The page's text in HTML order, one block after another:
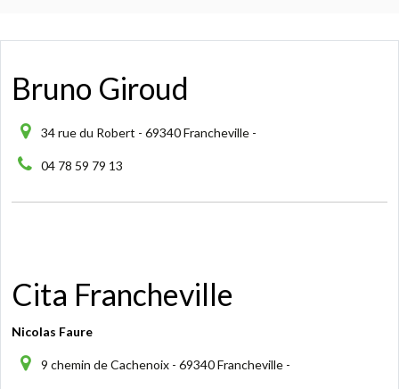
Bruno Giroud
34 rue du Robert - 69340 Francheville -
04 78 59 79 13
Cita Francheville
Nicolas Faure
9 chemin de Cachenoix - 69340 Francheville -